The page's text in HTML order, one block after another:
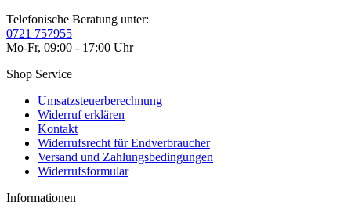
Telefonische Beratung unter:
0721 757955
Mo-Fr, 09:00 - 17:00 Uhr
Shop Service
Umsatzsteuerberechnung
Widerruf erklären
Kontakt
Widerrufsrecht für Endverbraucher
Versand und Zahlungsbedingungen
Widerrufsformular
Informationen